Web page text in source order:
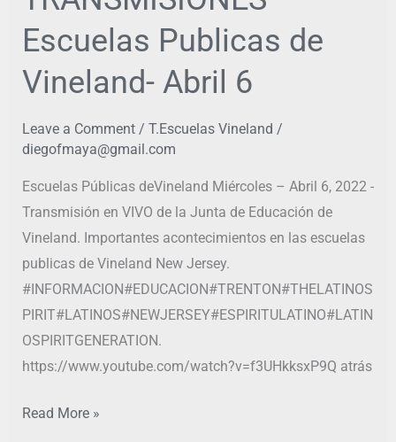
Escuelas Publicas de
Vineland- Abril 6
Leave a Comment / T.Escuelas Vineland /
diegofmaya@gmail.com
Escuelas Públicas deVineland Miércoles – Abril 6, 2022 -
Transmisión en VIVO de la Junta de Educación de
Vineland. Importantes acontecimientos en las escuelas
publicas de Vineland New Jersey.
#INFORMACION#EDUCACION#TRENTON#THELATINOS
PIRIT#LATINOS#NEWJERSEY#ESPIRITULATINO#LATIN
OSPIRITGENERATION.
https://www.youtube.com/watch?v=f3UHkksxP9Q atrás
Read More »